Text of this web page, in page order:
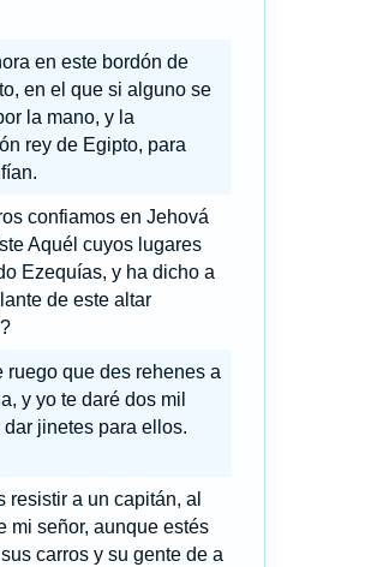
en este bordón de
en el que si alguno se
la mano, y la
rey de Egipto, para
confiamos en Jehová
Aquél cuyos lugares
Ezequías, y ha dicho a
de este altar
ruego que des rehenes a
y yo te daré dos mil
jinetes para ellos.
resistir a un capitán, al
mi señor, aunque estés
carros y su gente de a